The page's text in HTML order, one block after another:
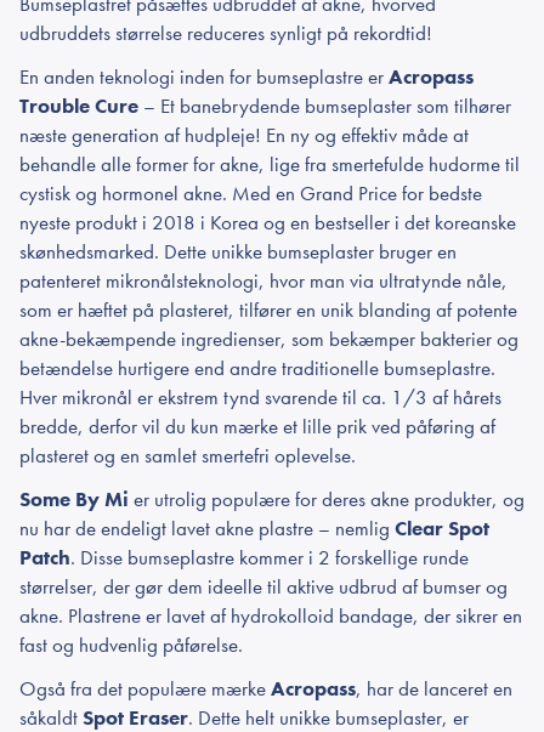
udbruddets størrelse reduceres synligt på rekordtid!
En anden teknologi inden for bumseplastre erAcropass
Trouble Cure – Et banebrydende bumseplaster som tilhører
næste generation af hudpleje! En ny og effektiv måde at
behandle alle former for akne, lige fra smertefulde hudorme til
cystisk og hormonel akne. Med en Grand Price for bedste
nyeste produkt i 2018 i Korea og en bestseller i det koreanske
skønhedsmarked. Dette unikke bumseplaster bruger en
patenteret mikronålsteknologi, hvor man via ultratynde nåle,
som er hæftet på plasteret, tilfører en unik blanding af potente
akne-bekæmpende ingredienser, som bekæmper bakterier og
betændelse hurtigere end andre traditionelle bumseplastre.
Hver mikronål er ekstrem tynd svarende til ca. 1/3 af hårets
bredde, derfor vil du kun mærke et lille prik ved påføring af
plasteret og en samlet smertefri oplevelse.
Some By Mi er utrolig populære for deres akne produkter, og
nu har de endeligt lavet akne plastre – nemlig Clear Spot
Patch. Disse bumseplastre kommer i 2 forskellige runde
størrelser, der gør dem ideelle til aktive udbrud af bumser og
akne. Plastrene er lavet af hydrokolloid bandage, der sikrer en
fast og hudvenlig påførelse.
Også fra det populære mærkeAcropass, har de lanceret en
såkaldtSpot Eraser. Dette helt unikke bumseplaster, er